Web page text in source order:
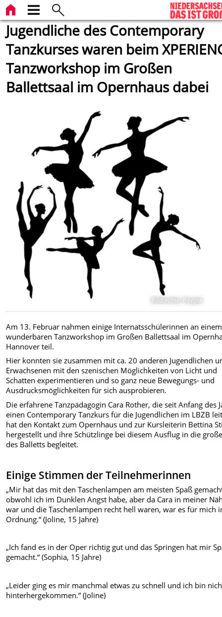
Jugendliche des Contemporary
Tanzkurses waren beim
Tanzworkshop im Großen
Ballettsaal im Opernhaus dabei
Bildrechte: freepik
Am 13. Februar nahmen einige Internatsschülerinnen an einem
wunderbaren Tanzworkshop im Großen Ballettsaal im
Hannover teil.
Hier konnten sie zusammen mit ca. 20 anderen Jugendlichen
Erwachsenen mit den szenischen Möglichkeiten von Licht und
Schatten experimentieren und so ganz neue Bewegungs- und
Ausdrucksmöglichkeiten für sich ausprobieren.
Die erfahrene Tanzpädagogin Cara Rother, die seit Anfang des
einen Contemporary Tanzkurs für die Jugendlichen im LBZB
hat den Kontakt zum Opernhaus und zur Kursleiterin Bettina
hergestellt und ihre Schützlinge bei diesem Ausflug in die
des Balletts begleitet.
Einige Stimmen der Teilnehmerinnen
„Mir hat das mit den Taschenlampen am meisten Spaß
obwohl ich im Dunklen Angst habe, aber da Cara in meiner
war und die Taschenlampen recht hell waren, war es für mich
Ordnung.“ (Joline, 15 Jahre)
„Ich fand es in der Oper richtig gut und das Springen hat mir
gemacht.“ (Sophia, 15 Jahre)
„Leider ging es mir manchmal etwas zu schnell und ich bin
hinterhergekommen.“ (Joline)